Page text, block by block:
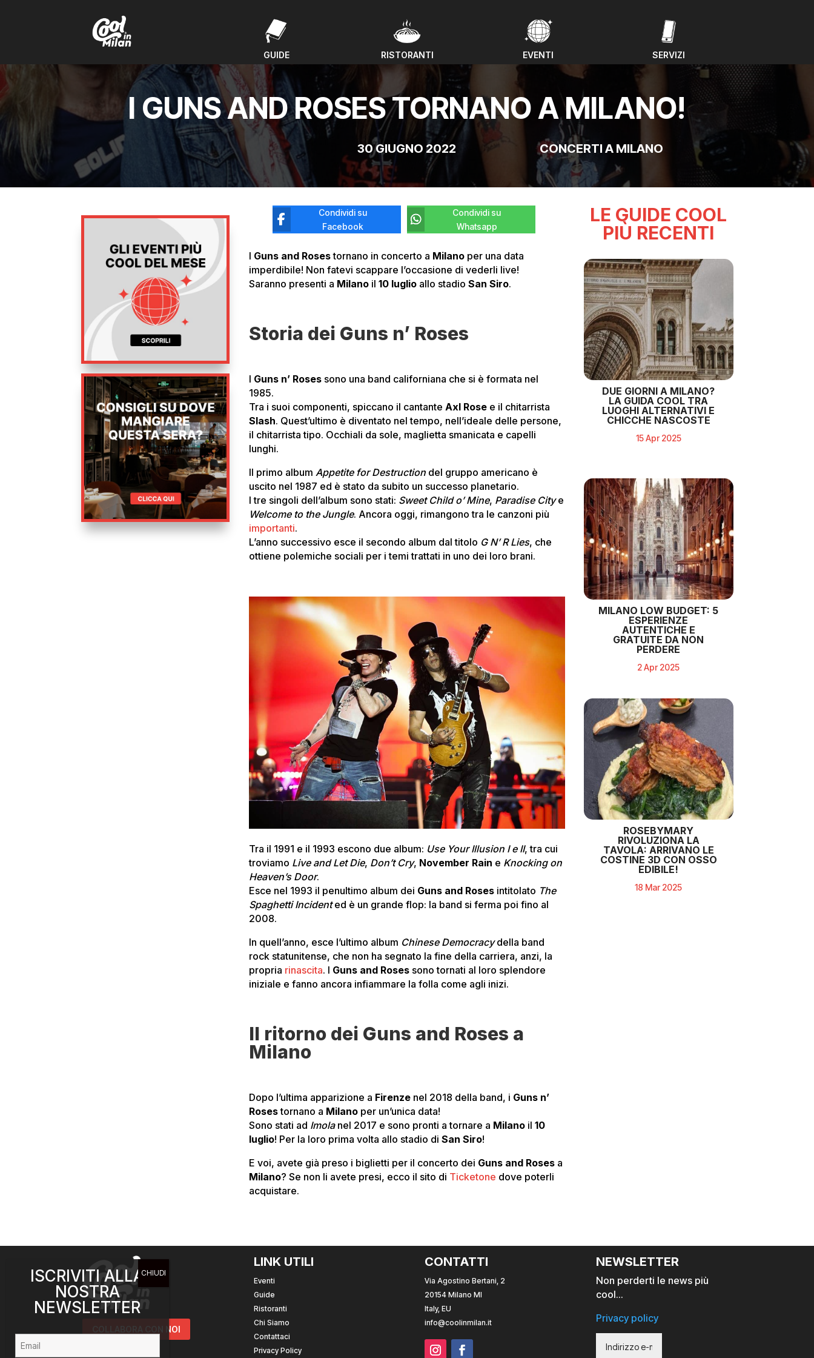
GUIDE RISTORANTI EVENTI SERVIZI
I GUNS AND ROSES TORNANO A MILANO!
30 GIUGNO 2022 CONCERTI A MILANO
Condividi su
Facebook
Condividi su
Whatsapp
I Guns and Rosestornano in concerto a Milano per una data
imperdibile! Non fatevi scappare l’occasione di vederli live!
Saranno presenti a Milano il10 luglio allo stadioSan Siro.
Storia dei Guns n’ Roses
I Guns n’ Roses sono una band californiana che si è formata nel
1985.
Tra i suoi componenti, spiccano il cantanteAxl Rose e il chitarrista
Slash. Quest’ultimo è diventato nel tempo, nell’ideale delle persone,
il chitarrista tipo. Occhiali da sole, maglietta smanicata e capelli
lunghi.
Il primo albumAppetite for Destruction del gruppo americano è
uscito nel 1987 ed è stato da subito un successo planetario.
I tre singoli dell’album sono stati: Sweet Child o’ Mine, Paradise Citye
Welcome to the Jungle. Ancora oggi, rimangono tra le canzoni più
importanti.
L’anno successivo esce il secondo album dal titolo G N’ R Lies, che
ottiene polemiche sociali per i temi trattati in uno dei loro brani.
Tra il 1991 e il 1993 escono due album: Use Your Illusion I e II, tra cui
troviamo Live and Let Die, Don’t Cry, November Rain e Knocking on
Heaven’s Door.
Esce nel 1993 il penultimo album dei Guns and Roses intitolato The
Spaghetti Incidented è un grande flop: la band si ferma poi fino al
2008.
In quell’anno, esce l’ultimo album Chinese Democracydella band
rock statunitense, che non ha segnato la fine della carriera, anzi, la
propria rinascita. I Guns and Roses sono tornati al loro splendore
iniziale e fanno ancora infiammare la folla come agli inizi.
Il ritorno dei Guns and Roses a
Milano
Dopo l’ultima apparizione a Firenze nel 2018 della band, i Guns n’
Rosestornano a Milano per un’unica data!
Sono stati ad Imolanel 2017 e sono pronti a tornare a Milano il10
luglio! Per la loro prima volta allo stadio diSan Siro!
E voi, avete già preso i biglietti per il concerto dei Guns and Roses a
Milano? Se non li avete presi, ecco il sito di Ticketone dove poterli
acquistare.
LE GUIDE COOL
PIÙ RECENTI
DUE GIORNI A MILANO?
LA GUIDA COOL TRA
LUOGHI ALTERNATIVI E
CHICCHE NASCOSTE
15 Apr 2025
MILANO LOW BUDGET: 5
ESPERIENZE
AUTENTICHE E
GRATUITE DA NON
PERDERE
2 Apr 2025
ROSEBYMARY
RIVOLUZIONA LA
TAVOLA: ARRIVANO LE
COSTINE 3D CON OSSO
EDIBILE!
18 Mar 2025
COLLABORA CON NOI
LINK UTILI
Eventi
Guide
Ristoranti
Chi Siamo
Contattaci
Privacy Policy
CONTATTI
Via Agostino Bertani, 2
20154 Milano MI
Italy, EU
info@coolinmilan.it
NEWSLETTER
Non perderti le news più
cool…
Privacy policy
ISCRIVITI ALLA
NOSTRA
NEWSLETTER